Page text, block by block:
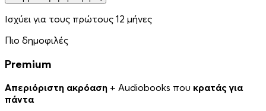
Ισχύει για τους πρώτους 12 μήνες
Πιο δημοφιλές
Premium
Απεριόριστη ακρόαση + Audiobooks που κρατάς για
πάντα